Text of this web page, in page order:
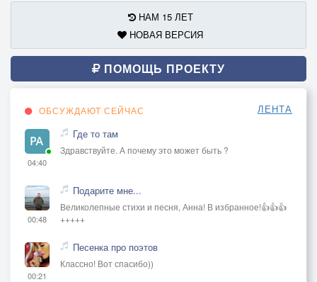
НАМ 15 ЛЕТ
НОВАЯ ВЕРСИЯ
ПОМОЩЬ ПРОЕКТУ
ОБСУЖДАЮТ СЕЙЧАС ЛЕНТА
04:40
Где то там
Здравствуйте. А почему это может быть ?
00:48
Подарите мне...
Великолепные стихи и песня, Анна! В избранное!👍👍👍
+++++
00:21
Песенка про поэтов
Классно! Вот спасибо))